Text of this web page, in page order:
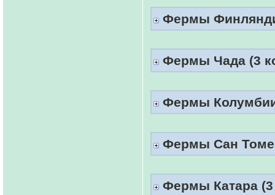
Фермы
Фермы Чада (3
Фермы
Фермы Сан Томе
Фермы Катара